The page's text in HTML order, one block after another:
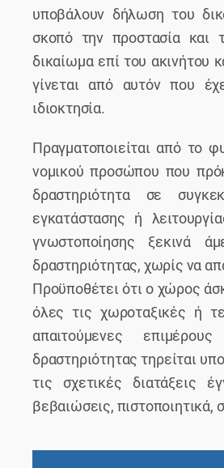
υποβάλουν δήλωση του
σκοπό την προστασία
δικαίωμα επί του ακινήτου
γίνεται από αυτόν που
ιδιοκτησία.
Πραγματοποιείται από το
νομικού προσώπου που
δραστηριότητα σε
εγκατάστασης ή
γνωστοποίησης ξεκινά
δραστηριότητας, χωρίς να
Προϋποθέτει ότι ο χώρος
όλες τις χωροταξικές ή
απαιτούμενες
δραστηριότητας τηρείται
τις σχετικές διατάξεις
βεβαιώσεις, πιστοποιητικά,